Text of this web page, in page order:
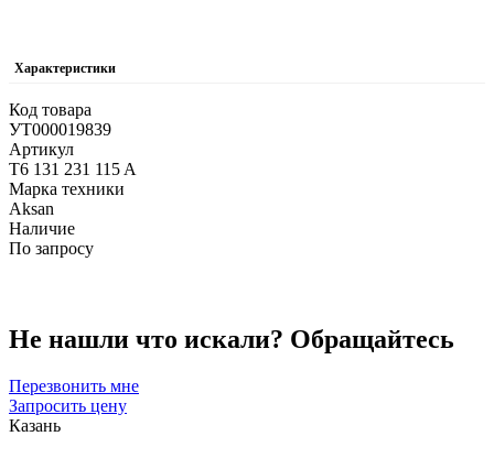
Характеристики
Код товара
УТ000019839
Артикул
T6 131 231 115 A
Марка техники
Aksan
Наличие
По запросу
Не нашли что искали? Обращайтесь
Перезвонить мне
Запросить цену
Казань